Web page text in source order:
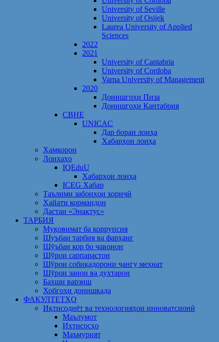
University of Seville
University of Osijek
Laurea University of Applied
Sciences
2022
2021
University of Cantabria
University of Cordoba
Varna University of Management
2020
Донишгоҳи Пиза
Донишгоҳи Кантабрия
CBHE
UNICAC
Дар бораи лоиҳа
Хабарҳои лоиҳа
Ҳамкорон
Лоихаҳо
IQEduU
Хабарҳои лоиҳа
ICEG Хабар
Таълими забонҳои хориҷӣ
Ҳайати кормандон
Дастаи «Энактус»
ТАРБИЯ
Муқовимат ба коррупсия
Шуъбаи тарбия ва фарҳанг
Шӯъбаи кор бо ҷавонон
Шўрои сарпарастон
Шўрои собиқадорони ҷангу меҳнат
Шӯрои занон ва духтарон
Бахши варзиш
Хобгоҳи донишкада
ФАКУЛТЕТҲО
Иқтисодиёт ва технологияҳои инноватсионӣ
Маълумот
Ихтисосҳо
Маъмурият